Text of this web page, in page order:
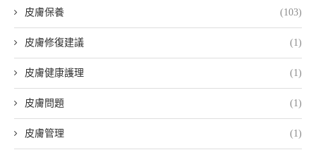
皮膚保養 (103)
皮膚修復建議 (1)
皮膚健康護理 (1)
皮膚問題 (1)
皮膚管理 (1)